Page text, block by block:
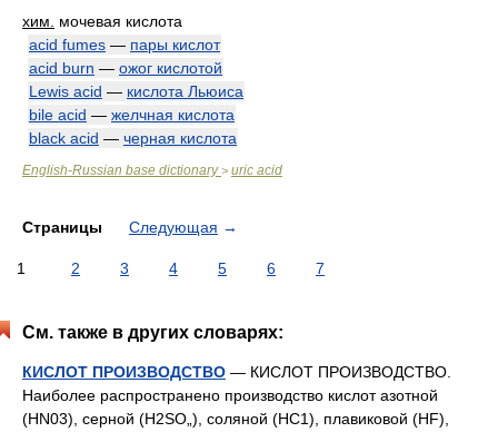
хим.
мочевая кислота
acid fumes — пары кислот
acid burn — ожог кислотой
Lewis acid — кислота Льюиса
bile acid — желчная кислота
black acid — черная кислота
English-Russian base dictionary> uric acid
Страницы Следующая →
1 2 3 4 5 6 7
См. также в других словарях:
КИСЛОТ ПРОИЗВОДСТВО — КИСЛОТ ПРОИЗВОДСТВО.
Наиболее распространено производство кислот азотной
(HN03), серной (H2SO„), соляной (HC1), плавиковой (HF),